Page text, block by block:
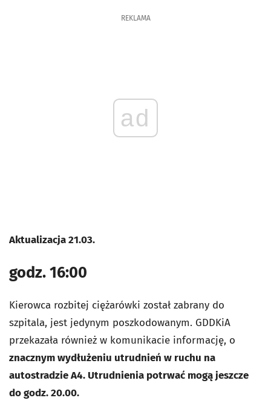
REKLAMA
ad
Aktualizacja 21.03.
godz. 16:00
Kierowca rozbitej ciężarówki został zabrany do
szpitala, jest jedynym poszkodowanym. GDDKiA
przekazała również w komunikacie informację, o
znacznym wydłużeniu utrudnień w ruchu na
autostradzie A4. Utrudnienia potrwać mogą jeszcze
do godz. 20.00.